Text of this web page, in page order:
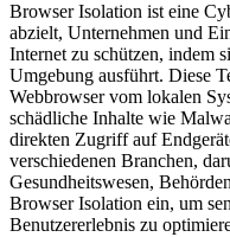
Browser Isolation ist eine
abzielt, Unternehmen und
Internet zu schützen, indem
Umgebung ausführt. Diese
Webbrowser vom lokalen
schädliche Inhalte wie
direkten Zugriff auf
verschiedenen Branchen,
Gesundheitswesen,
Browser Isolation ein, um
Benutzererlebnis zu